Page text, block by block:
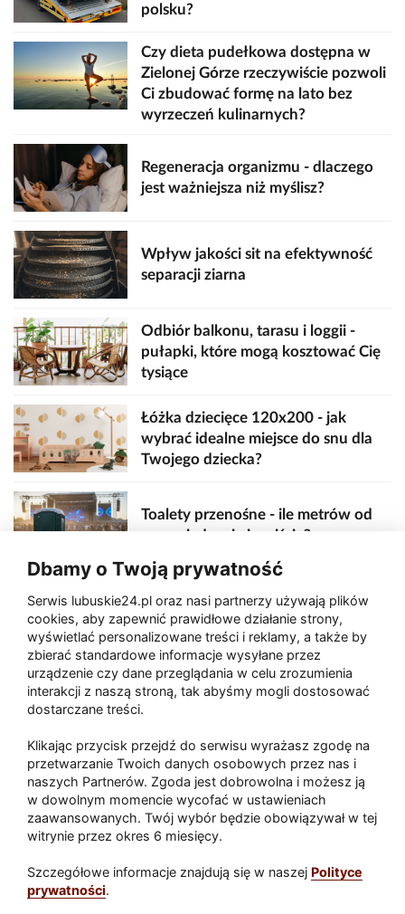
polsku?
Czy dieta pudełkowa dostępna w
Zielonej Górze rzeczywiście pozwoli
Ci zbudować formę na lato bez
wyrzeczeń kulinarnych?
Regeneracja organizmu - dlaczego
jest ważniejsza niż myślisz?
Wpływ jakości sit na efektywność
separacji ziarna
Odbiór balkonu, tarasu i loggii -
pułapki, które mogą kosztować Cię
tysiące
Łóżka dziecięce 120x200 - jak
wybrać idealne miejsce do snu dla
Twojego dziecka?
Toalety przenośne - ile metrów od
sceny, jedzenia i wejścia?
Zaatakował seniora na "kwadracie"
Akcja po pożarze w Gorzowie.
Ruszyła rozbiórka ściany spalonej
Paliwa
Raport Dodaj raport
Sport
Dbamy o Twoją prywatność
Serwis lubuskie24.pl oraz nasi partnerzy używają plików
cookies, aby zapewnić prawidłowe działanie strony,
wyświetlać personalizowane treści i reklamy, a także by
zbierać standardowe informacje wysyłane przez
urządzenie czy dane przeglądania w celu zrozumienia
interakcji z naszą stroną, tak abyśmy mogli dostosować
dostarczane treści.
Klikając przycisk przejdź do serwisu wyrażasz zgodę na
przetwarzanie Twoich danych osobowych przez nas i
naszych Partnerów. Zgoda jest dobrowolna i możesz ją
w dowolnym momencie wycofać w ustawieniach
zaawansowanych. Twój wybór będzie obowiązywał w tej
witrynie przez okres 6 miesięcy.
Szczegółowe informacje znajdują się w naszej Polityce
prywatności.